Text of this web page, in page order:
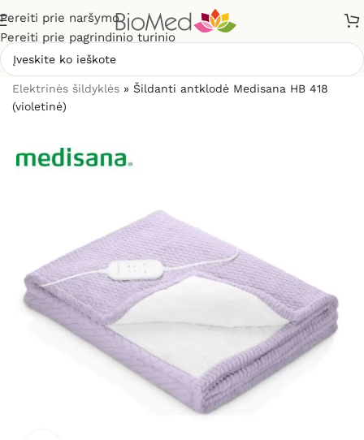
Pereiti prie naršymo
Pereiti prie pagrindinio turinio
Elektrinės šildyklės » Šildanti antklodė Medisana HB 418
(violetinė)